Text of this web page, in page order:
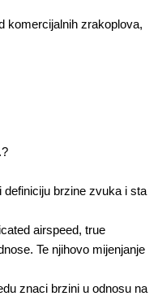
komercijalnih zrakoplova,
definiciju brzine zvuka i sta
airspeed, true
Te njihovo mijenjanje
znaci brzini u odnosu na